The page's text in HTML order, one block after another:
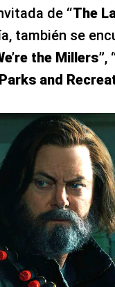
de “The
también se
the Millers”,
and